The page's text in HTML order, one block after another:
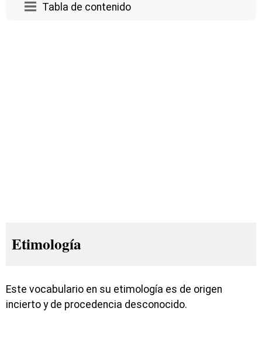
Tabla de contenido
Etimología
Este vocabulario en su etimología es de origen
incierto y de procedencia desconocido.